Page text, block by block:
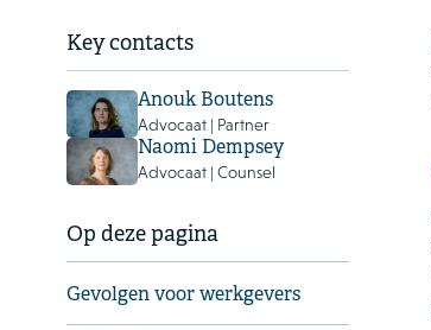
Key contacts
Anouk Boutens
Advocaat | Partner
Naomi Dempsey
Advocaat | Counsel
Op deze pagina
Gevolgen voor werkgevers